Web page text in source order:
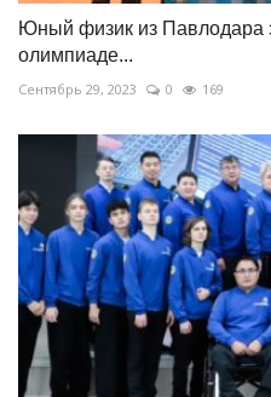
Юный физик из Павлодара
олимпиаде...
Сентябрь 29, 2023 0 169